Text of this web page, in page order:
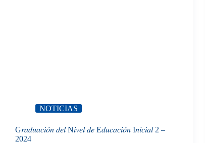
NOTICIAS
G𝑟𝑎𝑑𝑢𝑎𝑐𝑖𝑜́𝑛 𝑑𝑒𝑙 N𝑖𝑣𝑒𝑙 𝑑𝑒 E𝑑𝑢𝑐𝑎𝑐𝑖𝑜́𝑛 I𝑛𝑖𝑐𝑖𝑎𝑙 2 –
2024